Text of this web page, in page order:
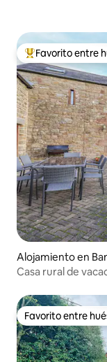
Favorito entre
Favorito entre
Alojamiento en
Casa rural de
Favorito entre
Favorito entre